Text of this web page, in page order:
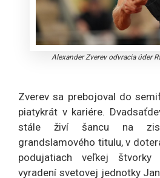
Alexander Zverev odvracia úder
Zverev sa prebojoval do
piatykrát v kariére.
stále živí šancu na
grandslamového titulu, v
podujatiach veľkej štvorky
vyradení svetovej jednotky